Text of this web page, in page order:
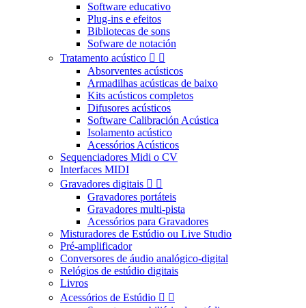
Software educativo
Plug-ins e efeitos
Bibliotecas de sons
Sofware de notación
Tratamento acústico  
Absorventes acústicos
Armadilhas acústicas de baixo
Kits acústicos completos
Difusores acústicos
Software Calibración Acústica
Isolamento acústico
Acessórios Acústicos
Sequenciadores Midi o CV
Interfaces MIDI
Gravadores digitais  
Gravadores portáteis
Gravadores multi-pista
Acessórios para Gravadores
Misturadores de Estúdio ou Live Studio
Pré-amplificador
Conversores de áudio analógico-digital
Relógios de estúdio digitais
Livros
Acessórios de Estúdio  